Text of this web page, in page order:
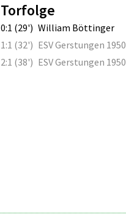
Torfolge
0:1 (29') William Böttinger
1:1 (32') ESV Gerstungen 1950
2:1 (38') ESV Gerstungen 1950